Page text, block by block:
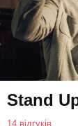
Stand
14 відгуків